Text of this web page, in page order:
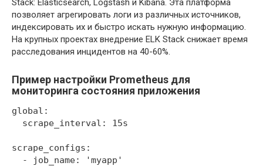
Stack: Elasticsearch, Logstash и Kibana. Эта платформа
позволяет агрегировать логи из различных источников,
индексировать их и быстро искать нужную информацию.
На крупных проектах внедрение ELK Stack снижает время
расследования инцидентов на 40-60%.
Пример настройки Prometheus для
мониторинга состояния приложения
global:
  scrape_interval: 15s
scrape_configs:
  - job_name: 'myapp'